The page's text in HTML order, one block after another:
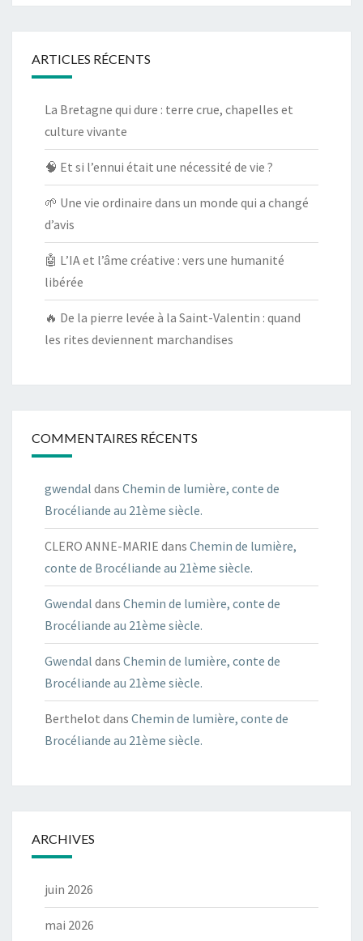
ARTICLES RÉCENTS
La Bretagne qui dure : terre crue, chapelles et
culture vivante
🧠 Et si l’ennui était une nécessité de vie ?
🌱 Une vie ordinaire dans un monde qui a changé
d’avis
🤖 L’IA et l’âme créative : vers une humanité
libérée
🔥 De la pierre levée à la Saint-Valentin : quand
les rites deviennent marchandises
COMMENTAIRES RÉCENTS
gwendal dans Chemin de lumière, conte de
Brocéliande au 21ème siècle.
CLERO ANNE-MARIE dans Chemin de lumière,
conte de Brocéliande au 21ème siècle.
Gwendal dans Chemin de lumière, conte de
Brocéliande au 21ème siècle.
Gwendal dans Chemin de lumière, conte de
Brocéliande au 21ème siècle.
Berthelot dans Chemin de lumière, conte de
Brocéliande au 21ème siècle.
ARCHIVES
juin 2026
mai 2026